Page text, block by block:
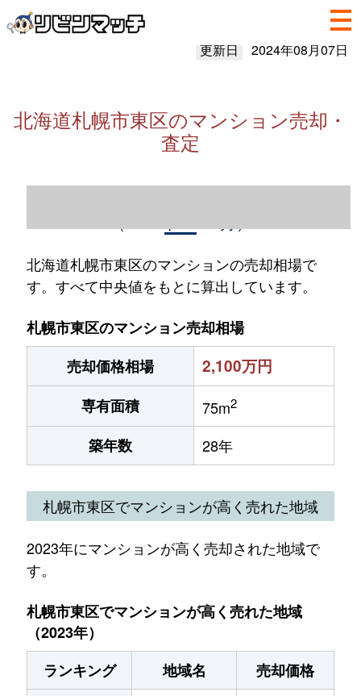
更新日 2024年08月07日
北海道札幌市東区のマンション売却・
査定
北海道札幌市東区のマンションの売却相場で
す。すべて中央値をもとに算出しています。
札幌市東区のマンション売却相場
売却価格相場
2,100万円
専有面積 75m2
築年数 28年
札幌市東区でマンションが高く売れた地域
2023年にマンションが高く売却された地域で
す。
札幌市東区でマンションが高く売れた地域
（2023年）
ランキング
地域名
売却価格